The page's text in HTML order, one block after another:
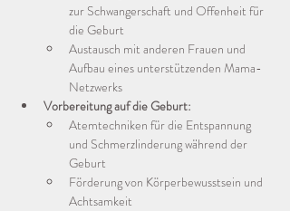
zur Schwangerschaft und Offenheit für
die Geburt
Austausch mit anderen Frauen und
Aufbau eines unterstützenden Mama-
Netzwerks
Vorbereitung auf die Geburt:
Atemtechniken für die Entspannung
und Schmerzlinderung während der
Geburt
Förderung von Körperbewusstsein und
Achtsamkeit